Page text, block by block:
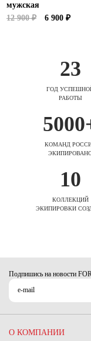
мужская
12 900 ₽
6 900 ₽
23
ГОД
РАБОТЫ
КОМАНД
10
КОЛЛЕКЦИЙ
ЭКИПИРОВКИ
Подпишись на новости
О КОМПАНИИ